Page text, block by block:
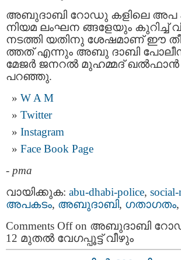
അബുദാബി റോഡു കളിലെ അപ
നിയമ ലംഘന ങ്ങളേയും കുറിച്ച്
നടത്തി യതിനു ശേഷമാണ് ഈ
ത്തത് എന്നും അബു ദാബി
മേജര്‍ ജനറല്‍ മുഹമ്മദ്
പറഞ്ഞു.
W A M
Twitter
Instagram
Face Book Page
- pma
വായിക്കുക: abu-dhabi-police,
അപകടം, അബുദാബി, ഗതാഗതം,
Comments Offon അബുദാബി
12 മുതല്‍ വേഗപ്പൂട്ട് വീഴും